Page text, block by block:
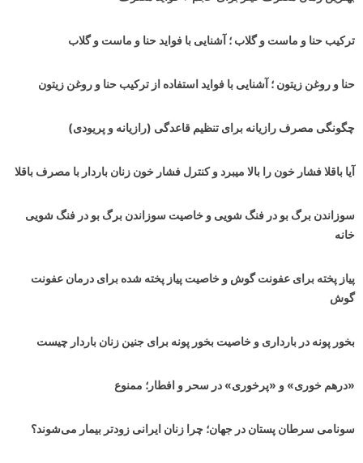
ترکیب حنا و ماست و گلاب ؛ آشنایی با فواید حنا و ماست و گلاب
حنا و روغن زیتون ؛ آشنایی با فواید استفاده از ترکیب حنا و روغن زیتون
چگونگی مصرف رازیانه برای تنظیم قاعدگی (رازیانه و پریودی)
آیا باقلا فشار خون را بالا میبرد و کنترل فشار خون زنان باردار با مصرف باقلا
سوزاندن برگ بو در فنگ شویی و خاصیت سوزاندن برگ بو در فنگ شویی
خانه
پیاز پخته برای عفونت گوش و خاصیت پیاز پخته شده برای درمان عفونت
گوش
بخور پونه در بارداری و خاصیت بخور پونه برای جنین زنان باردار چیست
«درهم خوری» و «پرخوری» در سحر و افطار؛ ممنوع
سونامی سرطان پستان در جهان‌؛ چرا زنان ایرانی زودتر بیمار می‌شوند؟